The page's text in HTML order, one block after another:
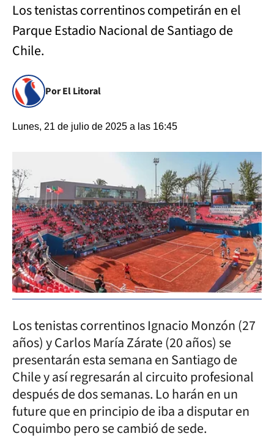
Los tenistas correntinos competirán en el
Parque Estadio Nacional de Santiago de
Chile.
Por El Litoral
Lunes, 21 de julio de 2025 a las 16:45
Los tenistas correntinos Ignacio Monzón (27
años) y Carlos María Zárate (20 años) se
presentarán esta semana en Santiago de
Chile y así regresarán al circuito profesional
después de dos semanas. Lo harán en un
future que en principio de iba a disputar en
Coquimbo pero se cambió de sede.